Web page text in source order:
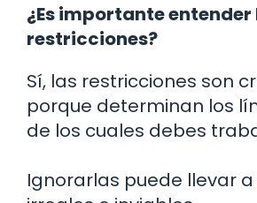
¿Es importante entender
restricciones?
Sí, las restricciones son
porque determinan los
de los cuales debes
Ignorarlas puede llevar